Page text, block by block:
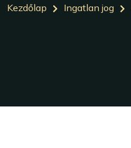
Kezdőlap Ingatlan jog